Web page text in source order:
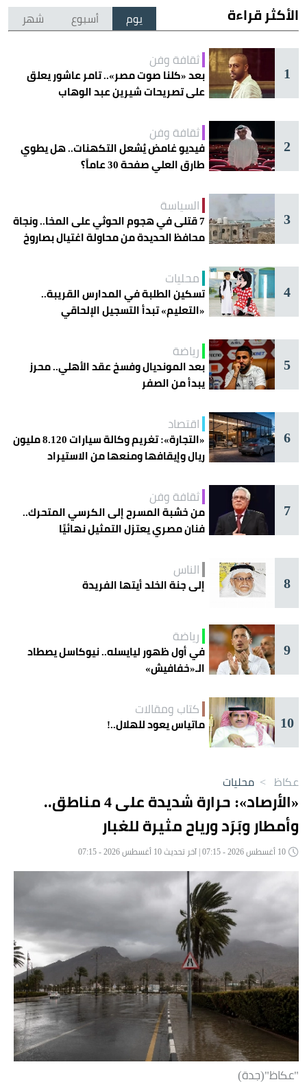
الأكثر قراءة يوم أسبوع شهر
1
ثقافة وفن
بعد «كلنا صوت مصر».. تامر عاشور يعلق
على تصريحات شيرين عبد الوهاب
2
ثقافة وفن
فيديو غامض يُشعل التكهنات.. هل يطوي
طارق العلي صفحة 30 عاماً؟
3
السياسة
7 قتلى في هجوم الحوثي على المخا.. ونجاة
محافظ الحديدة من محاولة اغتيال بصاروخ
4
محليات
تسكين الطلبة في المدارس القريبة..
«التعليم» تبدأ التسجيل الإلحاقي
5
رياضة
بعد المونديال وفسخ عقد الأهلي.. محرز
يبدأ من الصفر
6
اقتصاد
«التجارة»: تغريم وكالة سيارات 8.120 مليون
ريال وإيقافها ومنعها من الاستيراد
7
ثقافة وفن
من خشبة المسرح إلى الكرسي المتحرك..
فنان مصري يعتزل التمثيل نهائيًا
8
الناس
إلى جنة الخلد أيتها الفريدة
9
رياضة
في أول ظهور ليايسله.. نيوكاسل يصطاد
الـ«خفافيش»
10
كتاب ومقالات
ماتياس يعود للهلال..!
عكاظ > محليات
«الأرصاد»: حرارة شديدة على 4 مناطق..
وأمطار وبَرَد ورياح مثيرة للغبار
"عكاظ"(جدة)